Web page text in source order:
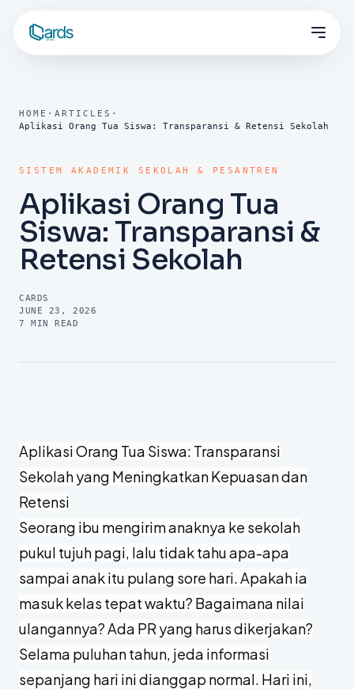
HOME · ARTICLES ·
Aplikasi Orang Tua Siswa: Transparansi & Retensi Sekolah
SISTEM AKADEMIK SEKOLAH & PESANTREN
Aplikasi Orang Tua
Siswa: Transparansi &
Retensi Sekolah
CARDS
JUNE 23, 2026
7
MIN READ
Aplikasi Orang Tua Siswa: Transparansi
Sekolah yang Meningkatkan Kepuasan dan
Retensi
Seorang ibu mengirim anaknya ke sekolah
pukul tujuh pagi, lalu tidak tahu apa-apa
sampai anak itu pulang sore hari. Apakah ia
masuk kelas tepat waktu? Bagaimana nilai
ulangannya? Ada PR yang harus dikerjakan?
Selama puluhan tahun, jeda informasi
sepanjang hari ini dianggap normal. Hari ini,